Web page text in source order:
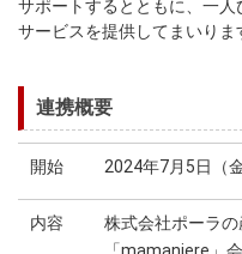
サポートするとともに、一
サービスを提供してまいりま
連携概要
開始 2024年7月5日（金
内容
株式会社ポーラ